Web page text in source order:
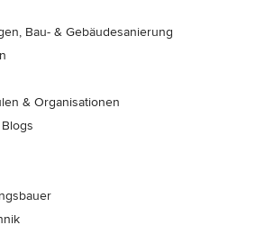
Bau- & Gebäudesanierung
& Organisationen